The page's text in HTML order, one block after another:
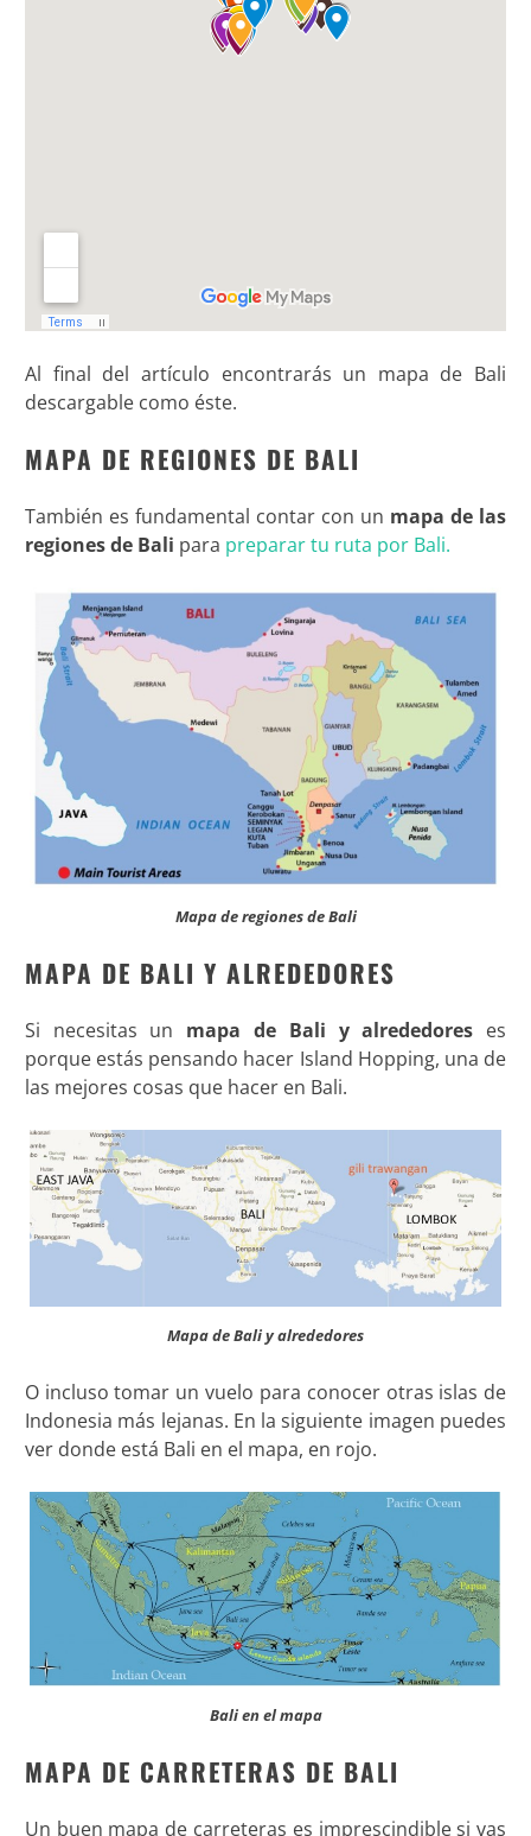
Al final del artículo encontrarás un mapa de Bali
descargable como éste.
MAPA DE REGIONES DE BALI
También es fundamental contar con un mapa de las
regiones de Bali para preparar tu ruta por Bali.
Mapa de regiones de Bali
MAPA DE BALI Y ALREDEDORES
Si necesitas un mapa de Bali y alrededores es
porque estás pensando hacer Island Hopping, una de
las mejores cosas que hacer en Bali.
Mapa de Bali y alrededores
O incluso tomar un vuelo para conocer otras islas de
Indonesia más lejanas. En la siguiente imagen puedes
ver donde está Bali en el mapa, en rojo.
Bali en el mapa
MAPA DE CARRETERAS DE BALI
Un buen mapa de carreteras es imprescindible si vas